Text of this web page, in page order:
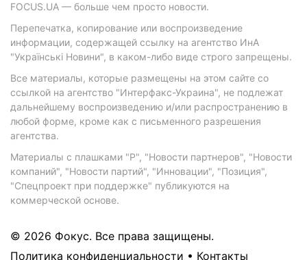
FOCUS.UA — больше чем просто новости.
Перепечатка, копирование или воспроизведение
информации, содержащей ссылку на агентство ИнА
"Українські Новини", в каком-либо виде строго запрещены.
Все материалы, которые размещены на этом сайте со
ссылкой на агентство "Интерфакс-Украина", не подлежат
дальнейшему воспроизведению и/или распространению в
любой форме, кроме как с письменного разрешения
агентства.
Материалы с плашками "Р", "Новости партнеров", "Новости
компаний", "Новости партий", "Инновации", "Позиция",
"Спецпроект при поддержке" публикуются на
коммерческой основе.
© 2026 Фокус. Все права защищены.
Политика конфиденциальности • Контакты